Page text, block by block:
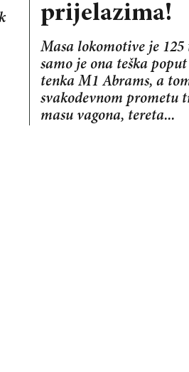
prijelazima!
Masa lokomotive je 125
samo je ona teška
tenka M1 Abrams, a
svakodevnom prometu
masu vagona, tereta...